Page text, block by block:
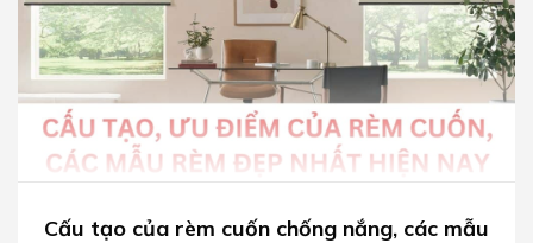
Cấu tạo của rèm cuốn chống nắng, các mẫu